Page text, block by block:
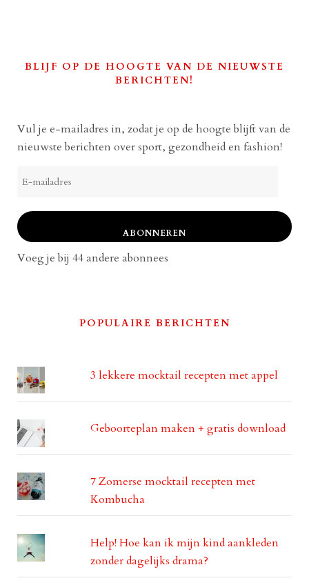
BLIJF OP DE HOOGTE VAN DE NIEUWSTE
BERICHTEN!
Vul je e-mailadres in, zodat je op de hoogte blijft van de
nieuwste berichten over sport, gezondheid en fashion!
mailadres
ABONNEREN
Voeg je bij 44 andere abonnees
POPULAIRE BERICHTEN
3 lekkere mocktail recepten met appel
Geboorteplan maken + gratis download
7 Zomerse mocktail recepten met
Kombucha
Help! Hoe kan ik mijn kind aankleden
zonder dagelijks drama?